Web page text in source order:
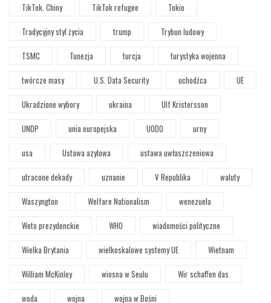
TikTok. Chiny
TikTok refugee
Tokio
Tradycyjny styl życia
trump
Trybun ludowy
TSMC
Tunezja turcja
turystyka wojenna
twórcze masy
U.S. Data Security uchodźca
UE
Ukradzione wybory
ukraina
Ulf Kristersson
UNDP
unia europejska UODO
urny
usa
Ustawa azylowa
ustawa uwłaszczeniowa
utracone dekady
uznanie V Republika
waluty
Waszyngton
Welfare Nationalism
wenezuela
Weto prezydenckie
WHO
wiadomości polityczne
Wielka Brytania
wielkoskalowe systemy UE
Wietnam
William McKinley
wiosna w Seulu
Wir schaffen das
woda
wojna
wojna w Bośni